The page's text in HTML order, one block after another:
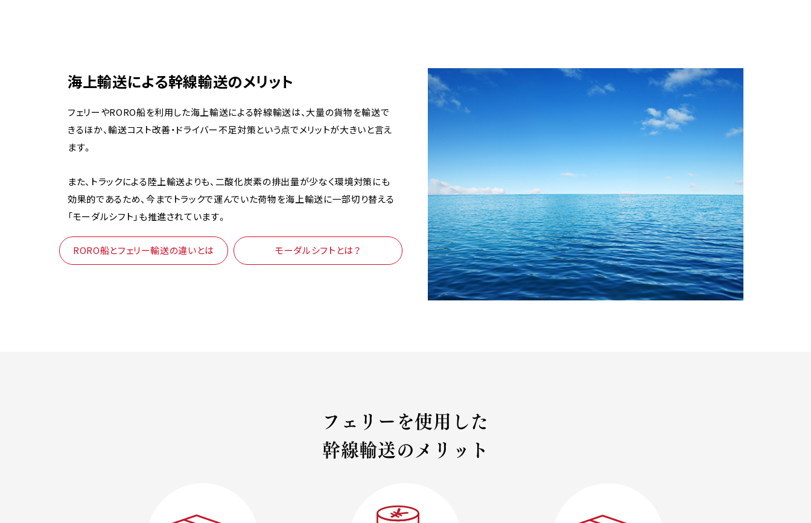
海上輸送による幹線輸送のメリット
フェリーやRORO船を利用した海上輸送による幹線輸送は、大量の貨物を輸送で
きるほか、輸送コスト改善・ドライバー不足対策という点でメリットが大きいと言え
ます。
また、トラックによる陸上輸送よりも、二酸化炭素の排出量が少なく環境対策にも
効果的であるため、今までトラックで運んでいた荷物を海上輸送に一部切り替える
「モーダルシフト」も推進されています。
RORO船とフェリー輸送の違いとは モーダルシフトとは？
フェリーを使用した
幹線輸送のメリット